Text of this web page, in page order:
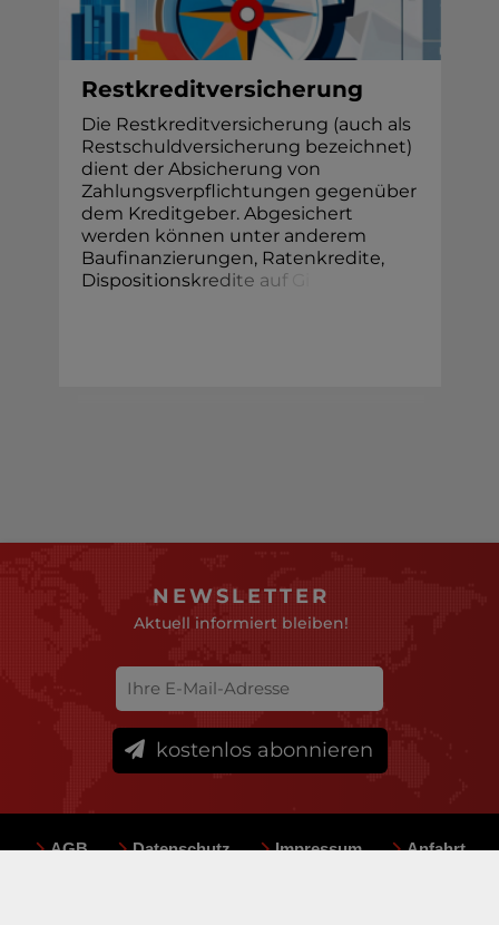
Restkreditversicherung
Die Restkreditversicherung (auch als
Restschuldversicherung bezeichnet)
dient der Absicherung von
Zahlungsverpflichtungen gegenüber
dem Kreditgeber. Abgesichert
werden können unter anderem
Baufinanzierungen, Ratenkredite,
Dispositionskredite auf
NEWSLETTER
Aktuell informiert bleiben!
kostenlos abonnieren
AGB Datenschutz Impressum
Anfahrt